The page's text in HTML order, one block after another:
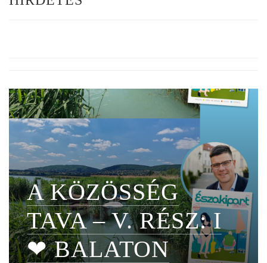
A KÖZÖSSÉG
TAVA – V. RÉSZ: I
❤ BALATON